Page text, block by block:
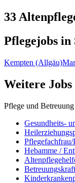
33
Pflegejobs in
Kempten (Allgäu)
Weitere Jobs
Pflege und Betreuung
Gesundheits-
Hebamme /